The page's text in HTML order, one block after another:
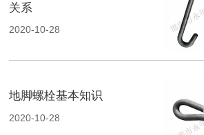
关系
2020-10-28
地脚螺栓基本知识
2020-10-28